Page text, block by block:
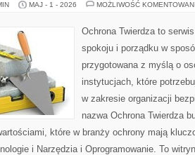
MAJ - 1 - 2026 MOŻLIWOŚĆ
Ochrona Twierdza to
spokoju i porządku w
przygotowana z myślą o
instytucjach, które
w zakresie organizacji
nazwa Ochrona Twierdza
które w branży ochrony mają
i Narzędzia i Oprogramowanie. To